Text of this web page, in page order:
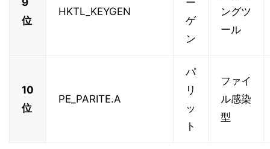
9
位
HKTL_KEYGEN
ー
ゲ
ン
ングツ
ール
10
位
PE_PARITE.A
パ
リ
ッ
ト
ファイ
ル感染
型